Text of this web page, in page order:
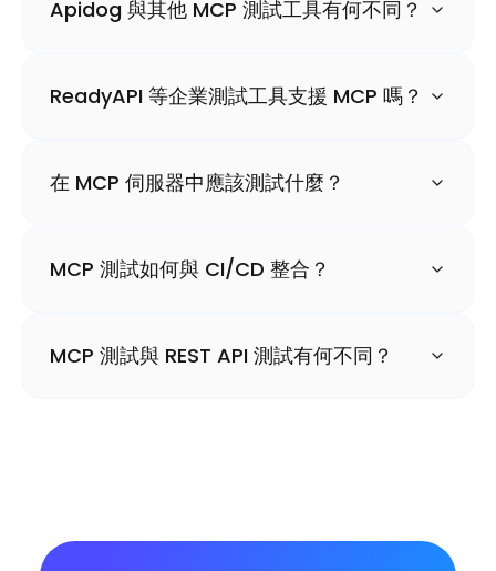
Apidog 與其他 MCP 測試工具有何不同？
ReadyAPI 等企業測試工具支援 MCP 嗎？
在 MCP 伺服器中應該測試什麼？
MCP 測試如何與 CI/CD 整合？
MCP 測試與 REST API 測試有何不同？